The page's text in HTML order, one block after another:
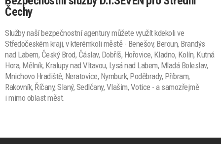
Čechy
Služby naší bezpečnostní agentury můžete využít kdekoli ve
Středočeském kraji, v kterémkoli městě - Benešov, Beroun, Brandýs
nad Labem, Český Brod, Čáslav, Dobříš, Hořovice, Kladno, Kolín, Kutná
Hora, Mělník, Kralupy nad Vltavou, Lysá nad Labem, Mladá Boleslav,
Mnichovo Hradiště, Neratovice, Nymburk, Poděbrady, Příbram,
Rakovník, Říčany, Slaný, Sedlčany, Vlašim, Votice - a samozřejmě
i mimo oblast měst.